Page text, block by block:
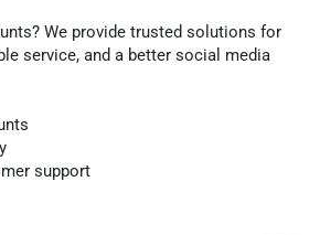
We provide trusted solutions for
service, and a better social media
support
us for more details.